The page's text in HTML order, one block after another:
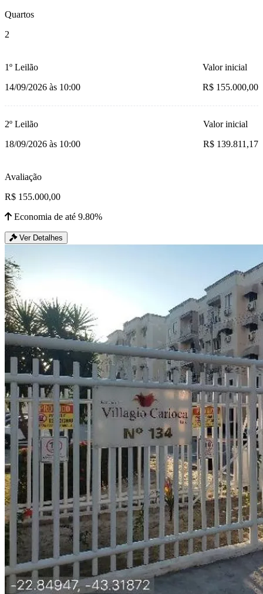
Quartos
2
1º Leilão
14/09/2026 às 10:00
Valor inicial
R$ 155.000,00
2º Leilão
18/09/2026 às 10:00
Valor inicial
R$ 139.811,17
Avaliação
R$ 155.000,00
Economia de até 9.80%
Ver Detalhes